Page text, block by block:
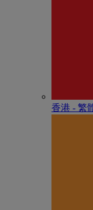
香港 - 繁